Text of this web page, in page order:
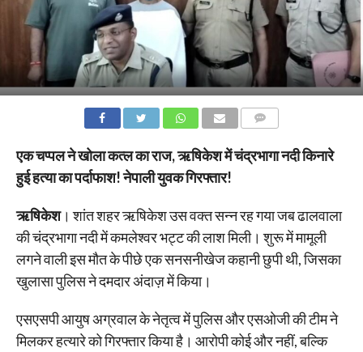
एक चप्पल ने खोला कत्ल का राज, ऋषिकेश में चंद्रभागा नदी किनारे
हुई हत्या का पर्दाफाश! नेपाली युवक गिरफ्तार!
ऋषिकेश। शांत शहर ऋषिकेश उस वक्त सन्न रह गया जब ढालवाला
की चंद्रभागा नदी में कमलेश्वर भट्ट की लाश मिली। शुरू में मामूली
लगने वाली इस मौत के पीछे एक सनसनीखेज कहानी छुपी थी, जिसका
खुलासा पुलिस ने दमदार अंदाज़ में किया।
एसएसपी आयुष अग्रवाल के नेतृत्व में पुलिस और एसओजी की टीम ने
मिलकर हत्यारे को गिरफ्तार किया है। आरोपी कोई और नहीं, बल्कि